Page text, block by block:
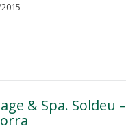
& Spa. Soldeu –